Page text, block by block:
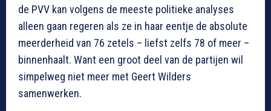
de PVV kan volgens de meeste politieke analyses
alleen gaan regeren als ze in haar eentje de absolute
meerderheid van 76 zetels – liefst zelfs 78 of meer –
binnenhaalt. Want een groot deel van de partijen wil
simpelweg niet meer met Geert Wilders
samenwerken.